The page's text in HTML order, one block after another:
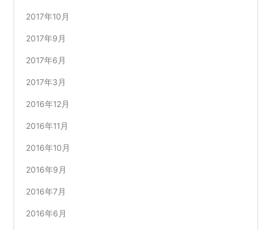
2017年10月
2017年9月
2017年6月
2017年3月
2016年12月
2016年11月
2016年10月
2016年9月
2016年7月
2016年6月